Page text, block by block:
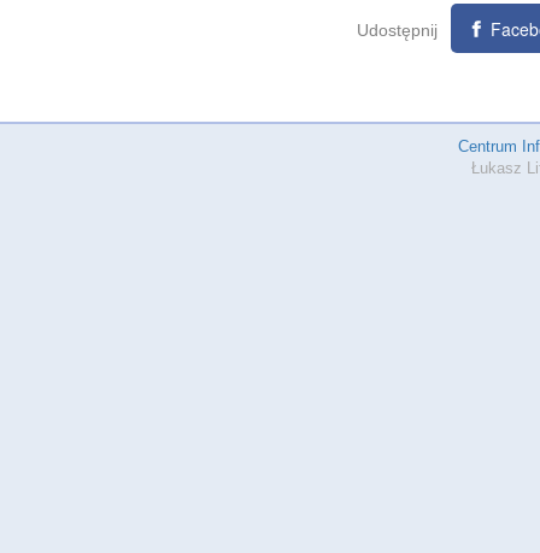
Udostępnij
Centrum
Łukasz